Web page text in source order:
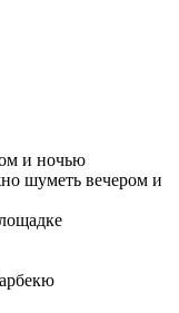
и ночью
шуметь вечером и